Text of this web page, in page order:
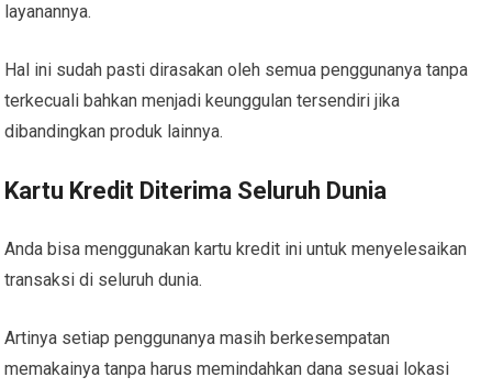
layanannya.
Hal ini sudah pasti dirasakan oleh semua penggunanya tanpa
terkecuali bahkan menjadi keunggulan tersendiri jika
dibandingkan produk lainnya.
Kartu Kredit Diterima Seluruh Dunia
Anda bisa menggunakan kartu kredit ini untuk menyelesaikan
transaksi di seluruh dunia.
Artinya setiap penggunanya masih berkesempatan
memakainya tanpa harus memindahkan dana sesuai lokasi